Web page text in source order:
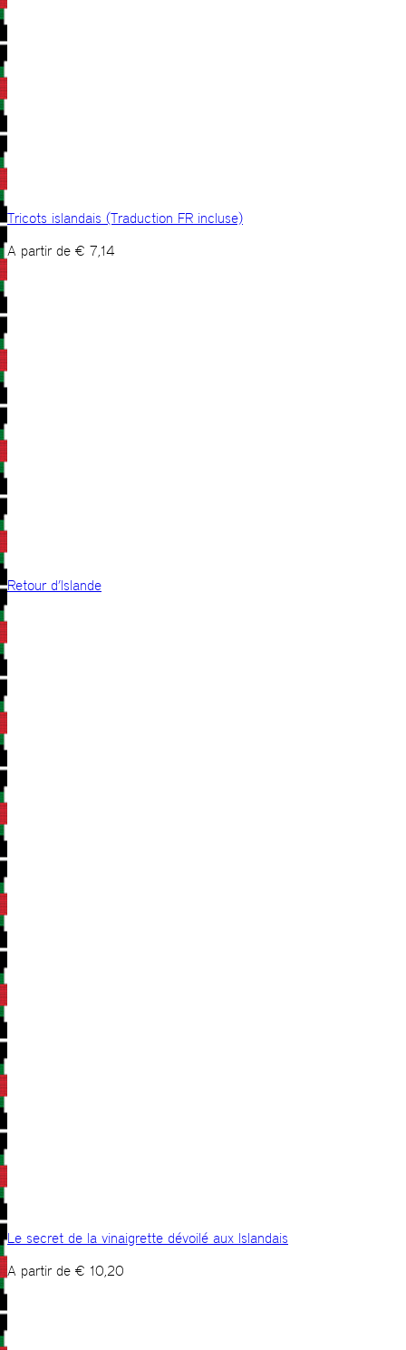
Tricots islandais (Traduction FR incluse)
A partir de € 7,14
Retour d’Islande
Le secret de la vinaigrette dévoilé aux Islandais
A partir de € 10,20